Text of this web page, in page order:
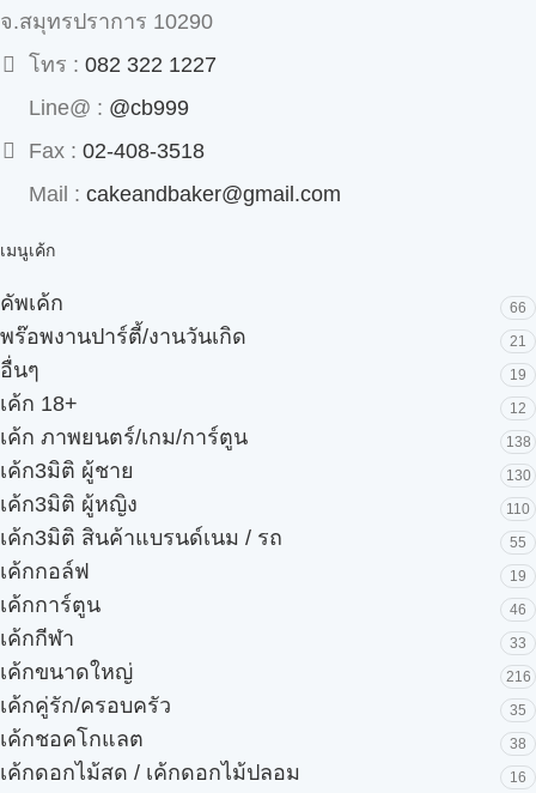
จ.สมุทรปราการ 10290
โทร : 082 322 1227
Line@ : @cb999
Fax : 02-408-3518
Mail : cakeandbaker@gmail.com
เมนูเค้ก
คัพเค้ก 66
พร๊อพงานปาร์ตี้/งานวันเกิด 21
อื่นๆ 19
เค้ก 18+ 12
เค้ก ภาพยนตร์/เกม/การ์ตูน 138
เค้ก3มิติ ผู้ชาย 130
เค้ก3มิติ ผู้หญิง 110
เค้ก3มิติ สินค้าแบรนด์เนม / รถ 55
เค้กกอล์ฟ 19
เค้กการ์ตูน 46
เค้กกีฬา 33
เค้กขนาดใหญ่ 216
เค้กคู่รัก/ครอบครัว 35
เค้กชอคโกแลต 38
เค้กดอกไม้สด / เค้กดอกไม้ปลอม 16